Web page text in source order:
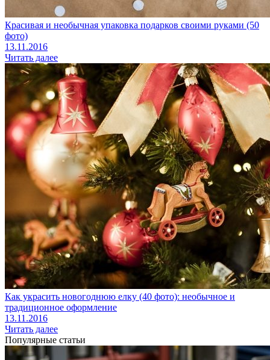
Красивая и необычная упаковка подарков своими руками (50
фото)
13.11.2016
Читать далее
Как украсить новогоднюю елку (40 фото): необычное и
традиционное оформление
13.11.2016
Читать далее
Популярные статьи